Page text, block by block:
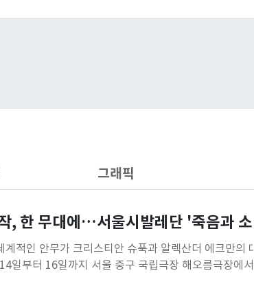
그래픽
, 한 무대에…서울시발레단 '죽음과
적인 안무가 크리스티안 슈푹과 알렉산더 에크만의
일부터 16일까지 서울 중구 국립극장 해오름극장에
슈푹의 초기 대표작 '일곱 번째 파랑'(Das siebte